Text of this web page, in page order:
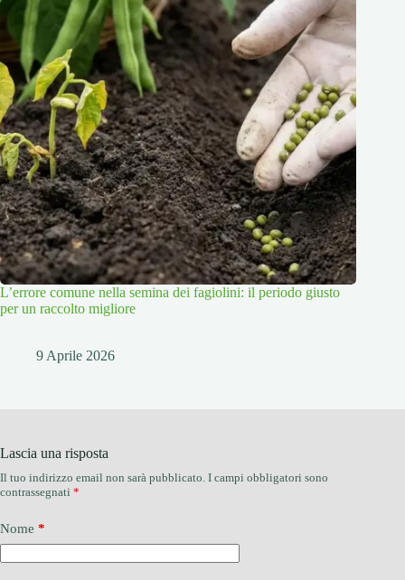
L’errore comune nella semina dei fagiolini: il periodo giusto
per un raccolto migliore
9 Aprile 2026
Lascia una risposta
Il tuo indirizzo email non sarà pubblicato. I campi obbligatori sono
contrassegnati *
Nome *